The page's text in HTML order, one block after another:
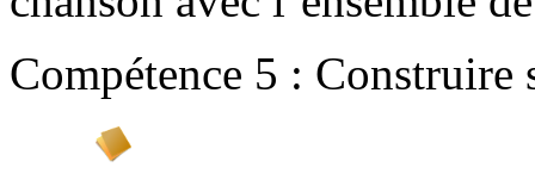
Compétence 5 : Construire